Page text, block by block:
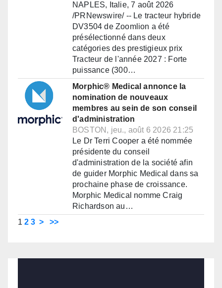
NAPLES, Italie, 7 août 2026
/PRNewswire/ -- Le tracteur hybride
DV3504 de Zoomlion a été
présélectionné dans deux
catégories des prestigieux prix
Tracteur de l'année 2027 : Forte
puissance (300…
Morphic® Medical annonce la
nomination de nouveaux
membres au sein de son conseil
d'administration
BOSTON, jeu., août 6 2026 21:25
Le Dr Terri Cooper a été nommée
présidente du conseil
d'administration de la société afin
de guider Morphic Medical dans sa
prochaine phase de croissance.
Morphic Medical nomme Craig
Richardson au…
1 2 3 > >>